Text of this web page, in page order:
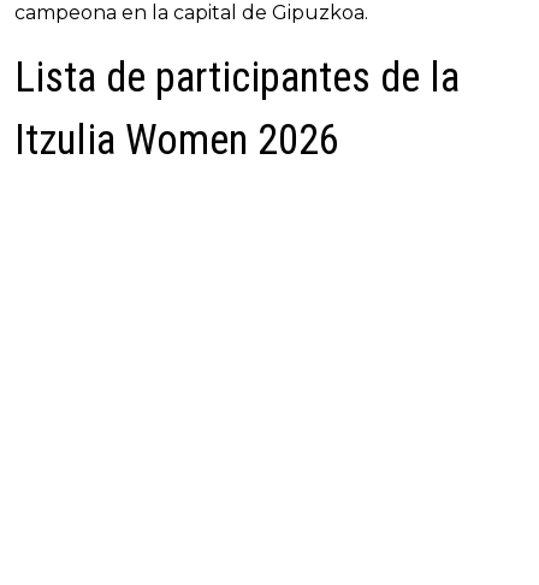
campeona en la capital de Gipuzkoa.
Lista de participantes de la
Itzulia Women 2026